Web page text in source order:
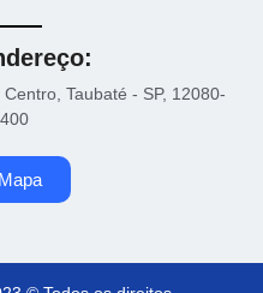
Taubaté - SP, 12080-
400